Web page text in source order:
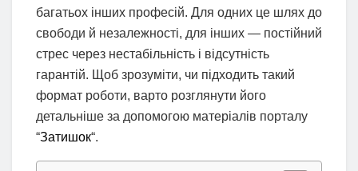
багатьох інших професій. Для одних це шлях до
свободи й незалежності, для інших — постійний
стрес через нестабільність і відсутність
гарантій. Щоб зрозуміти, чи підходить такий
формат роботи, варто розглянути його
детальніше за допомогою матеріалів порталу
“Затишок“.